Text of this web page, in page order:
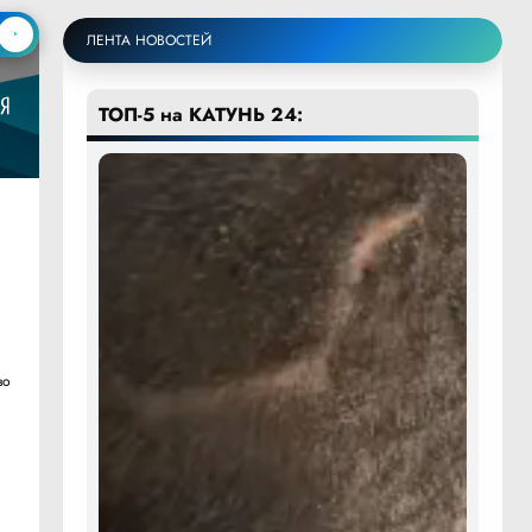
ЛЕНТА НОВОСТЕЙ
ТОП-5 на КАТУНЬ 24: